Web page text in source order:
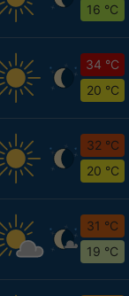
16 °C
34 °C
20 °C
32 °C
20 °C
31 °C
19 °C